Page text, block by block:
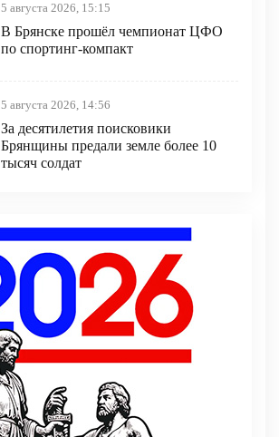
5 августа 2026, 15:15
В Брянске прошёл чемпионат ЦФО
по спортинг-компакт
5 августа 2026, 14:56
За десятилетия поисковики
Брянщины предали земле более 10
тысяч солдат